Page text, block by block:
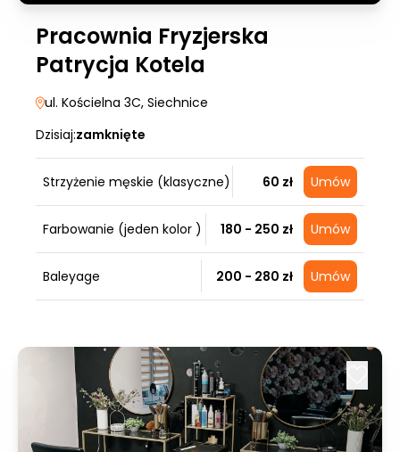
Pracownia Fryzjerska
Patrycja Kotela
ul. Kościelna 3C, Siechnice
Dzisiaj:zamknięte
Strzyżenie męskie (klasyczne) 60 zł Umów
Farbowanie (jeden kolor ) 180 - 250 zł Umów
Baleyage 200 - 280 zł Umów